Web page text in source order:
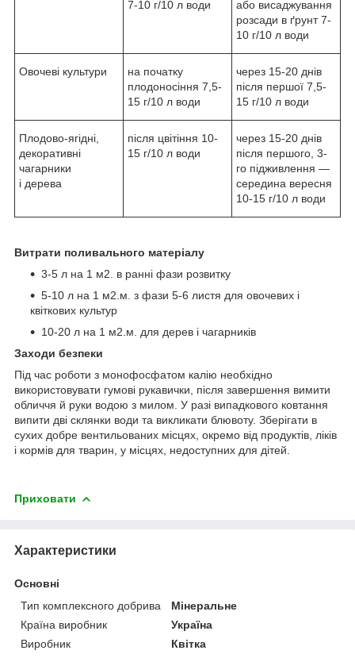
7-10 г/10 л води
або висаджування
розсади в ґрунт 7-
10 г/10 л води
Овочеві культури
на початку
плодоносіння 7,5-
15 г/10 л води
через 15-20 днів
після першої 7,5-
15 г/10 л води
Плодово-ягідні,
декоративні
чагарники
і дерева
після цвітіння 10-
15 г/10 л води
через 15-20 днів
після першого, 3-
го підживлення —
середина вересня
10-15 г/10 л води
Витрати поливального матеріалу
3-5 л на 1 м2. в ранні фази розвитку
5-10 л на 1 м2.м. з фази 5-6 листя для овочевих і
квіткових культур
10-20 л на 1 м2.м. для дерев і чагарників
Заходи безпеки
Під час роботи з монофосфатом калію необхідно
використовувати гумові рукавички, після завершення вимити
обличчя й руки водою з милом. У разі випадкового ковтання
випити дві склянки води та викликати блювоту. Зберігати в
сухих добре вентильованих місцях, окремо від продуктів, ліків
і кормів для тварин, у місцях, недоступних для дітей.
Приховати
Характеристики
Основні
Тип комплексного добрива
Мінеральне
Країна виробник
Україна
Виробник
Квітка